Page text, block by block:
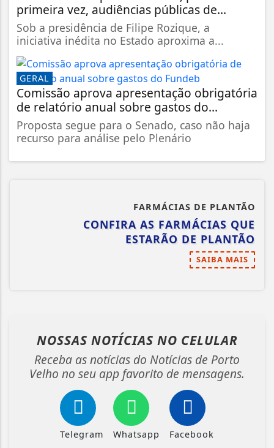
primeira vez, audiências públicas de...
Sob a presidência de Filipe Rozique, a
iniciativa inédita no Estado aproxima a...
GERAL
Comissão aprova apresentação obrigatória
de relatório anual sobre gastos do...
Proposta segue para o Senado, caso não haja
recurso para análise pelo Plenário
FARMÁCIAS DE PLANTÃO
CONFIRA AS FARMÁCIAS QUE
ESTARÃO DE PLANTÃO
SAIBA MAIS
NOSSAS NOTÍCIAS NO CELULAR
Receba as notícias do Notícias de Porto
Velho no seu app favorito de mensagens.
Telegram Whatsapp Facebook